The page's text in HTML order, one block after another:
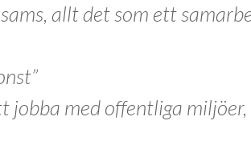
allt det som ett
med offentliga miljöer,